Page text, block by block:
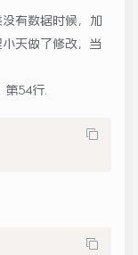
有数据时候，加
天做了修改，当
第54行.